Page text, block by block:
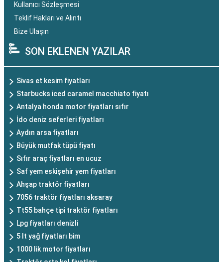
Kullanıcı Sözleşmesi
Teklif Hakları ve Alıntı
Bize Ulaşın
SON EKLENEN YAZILAR
Sivas et kesim fiyatları
Starbucks iced caramel macchiato fiyatı
Antalya honda motor fiyatları sıfır
İdo deniz seferleri fiyatları
Aydın arsa fiyatları
Büyük mutfak tüpü fiyatı
Sıfır araç fiyatları en ucuz
Saf yem eskişehir yem fiyatları
Ahşap traktör fiyatları
7056 traktör fiyatları aksaray
Tt55 bahçe tipi traktör fiyatları
Lpg fiyatları denizli
5 lt yağ fiyatları bim
1000 lik motor fiyatları